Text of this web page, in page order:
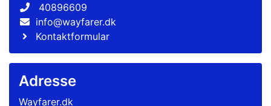
40896609
info@wayfarer.dk
Kontaktformular
Adresse
Wayfarer.dk